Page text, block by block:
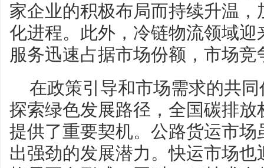
家企业的积极布局而持续升温
化进程。此外，冷链物流领域
服务迅速占据市场份额，市场竞
在政策引导和市场需求的共
探索绿色发展路径，全国碳排
提供了重要契机。公路货运市
出强劲的发展潜力。快运市场